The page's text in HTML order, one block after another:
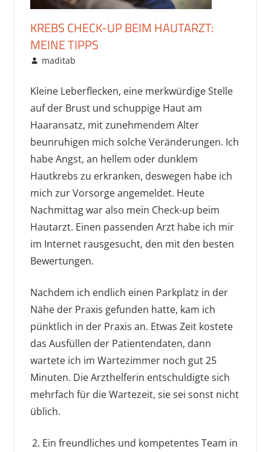
KREBS CHECK-UP BEIM HAUTARZT:
MEINE TIPPS
Oktober 31, 2016
maditab
Kleine Leberflecken, eine merkwürdige Stelle
auf der Brust und schuppige Haut am
Haaransatz, mit zunehmendem Alter
beunruhigen mich solche Veränderungen. Ich
habe Angst, an hellem oder dunklem
Hautkrebs zu erkranken, deswegen habe ich
mich zur Vorsorge angemeldet. Heute
Nachmittag war also mein Check-up beim
Hautarzt. Einen passenden Arzt habe ich mir
im Internet rausgesucht, den mit den besten
Bewertungen.
Nachdem ich endlich einen Parkplatz in der
Nähe der Praxis gefunden hatte, kam ich
pünktlich in der Praxis an. Etwas Zeit kostete
das Ausfüllen der Patientendaten, dann
wartete ich im Wartezimmer noch gut 25
Minuten. Die Arzthelferin entschuldigte sich
mehrfach für die Wartezeit, sie sei sonst nicht
üblich.
Ein freundliches und kompetentes Team in